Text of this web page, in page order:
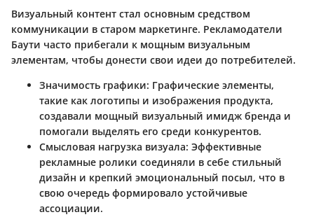
Визуальный контент стал основным средством
коммуникации в старом маркетинге. Рекламодатели
Баути часто прибегали к мощным визуальным
элементам, чтобы донести свои идеи до потребителей.
Значимость графики: Графические элементы,
такие как логотипы и изображения продукта,
создавали мощный визуальный имидж бренда и
помогали выделять его среди конкурентов.
Смысловая нагрузка визуала: Эффективные
рекламные ролики соединяли в себе стильный
дизайн и крепкий эмоциональный посыл, что в
свою очередь формировало устойчивые
ассоциации.